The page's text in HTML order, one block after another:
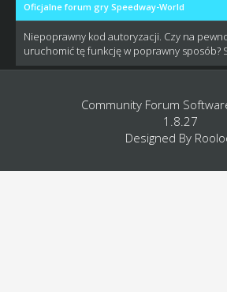
Oficjalne forum gry Speedway-World
Niepoprawny kod autoryzacji. Czy na
uruchomić tę funkcję w poprawny sposób?
Community Forum
1.8.27
Designed By